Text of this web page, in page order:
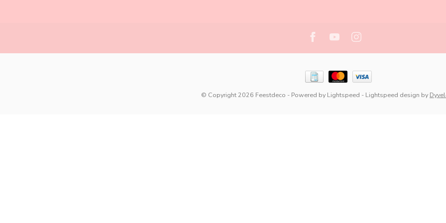
© Copyright 2026 Feestdeco - Powered by Lightspeed - Lightspeed design by